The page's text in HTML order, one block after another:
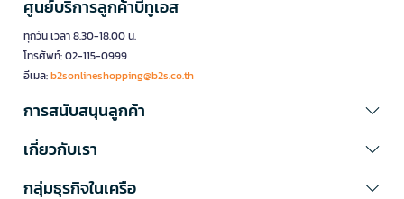
ศูนย์บริการลูกค้าบีทูเอส
ทุกวัน เวลา 8.30-18.00 น.
โทรศัพท์: 02-115-0999
อีเมล:b2sonlineshopping@b2s.co.th
การสนับสนุนลูกค้า
เกี่ยวกับเรา
กลุ่มธุรกิจในเครือ